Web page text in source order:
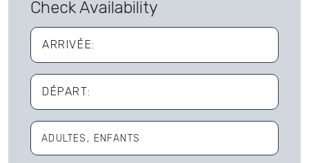
Check Availability
ARRIVÉE:
DÉPART:
ADULTES ENFANTS